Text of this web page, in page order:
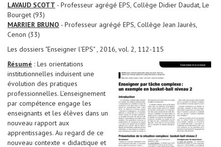
LAVAUD SCOTT - Professeur agrégé EPS, Collège Didier Daudat, Le
Bourget (93)
MARRIER BRUNO - Professeur agrégé EPS, Collège Jean Jaurès,
Cenon (33)
Les dossiers "Enseigner l'EPS" , 2016, vol. 2, 112-115
Résumé : Les orientations
institutionnelles induisent une
évolution des pratiques
professionnelles. L’enseignement
par compétence engage les
enseignants et les élèves dans un
nouveau rapport aux
apprentissages. Au regard de ce
nouveau contexte « didactique et